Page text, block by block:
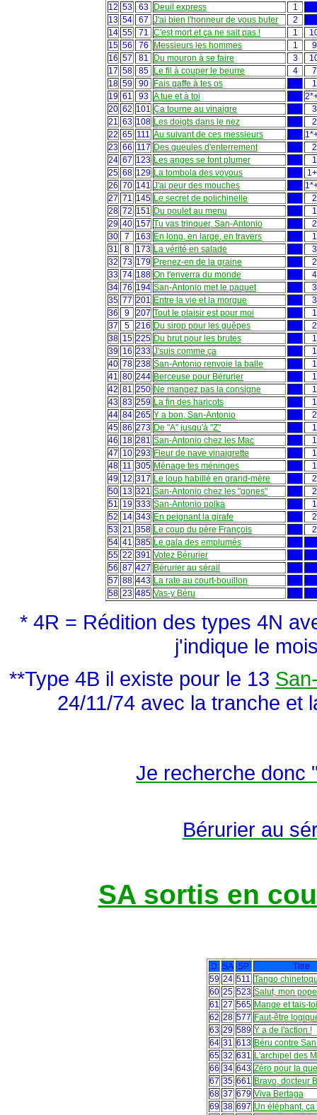
12 53 63 Deuil express 1
NE
13 54 67 J'ai bien l'honneur de vous buter 2
NE
14 55 71 C'est mort et ça ne sait pas ! 1
15 56 76 Messieurs les hommes 1
9
16 57 81 Du mouron à se faire 3
17 58 85 Le fil à couper le beurre 4
7
18 59 90 Fais gaffe à tes os NE
1
19 61 93 A tue et à toi NE
20 62 101 Ça tourne au vinaigre NE
3
21
63 108 Les doigts dans le nez NE
2
22 65 111 Au suivant de ces messieurs NE
23 66 117 Des gueules d'enterrement NE
2
24 67 123 Les anges se font plumer NE
1
25 68 129 La tombola des voyous NE
26 70 141 J'ai peur des mouches NE
27 71 145 Le secret de polichinelle NE
2
28 72 151 Du poulet au menu NE
1
29 40 157 Tu vas trinquer, San-Antonio NE
2
30
7 163 En long, en large, en travers NE
1
31
8 173 La vérité en salade NE
3
32 73 179 Prenez-en de la graine NE
2
33 74 188 On t'enverra du monde NE
4
34 76 194 San-Antonio met le paquet NE
3
35 77 201 Entre la vie et la morgue NE
3
36
9 207 Tout le plaisir est pour moi NE
1
37
5 216 Du sirop pour les guêpes NE
2
38 15 225 Du brut pour les brutes NE
1
39 16 233 J'suis comme ça NE
1
40 78 238 San-Antonio renvoie la balle NE
1
41
80 244 Berceuse pour Bérurier NE
1
42 81 250 Ne mangez pas la consigne NE
1
43 83 259 La fin des haricots NE
1
44 84 265 Y a bon, San-Antonio NE
2
45 86 273 De "A" jusqu'à "Z" NE
1
46 18 281 San-Antonio chez les Mac NE
1
47 10 293 Fleur de nave vinaigrette NE
1
48 11 305 Ménage tes méninges NE
1
49 12 317 Le loup habillé en grand-mère NE
2
50 13 321 San-Antonio chez les "gones" NE
2
51
19 333 San-Antonio polka NE
1
52 14 343 En peignant la girafe NE
2
53 21 358 Le coup du père François NE
2
54 41 385 Le gala des emplumés NE
NE
55 22 391 Votez Bérurier NE
NE
56 87 427 Bérurier au sérail NE
NE
57 88 443 La rate au court-bouillon NE
NE
58 23 485 Vas-y Béru NE NE
* 4R = Rédition des types 4N
j'indique le
**Type 4B il existe pour le 13
24/11/74 avec la tranche et
Je recherche donc
Bérurier au
SA sortis en
D SA SP
Titre
59 24 511 Tango
60 25 523 Salut, mon
61 27 565 Mange et tais-toi
62 28 577 Faut-être
63 29 589 Y a de l'action !
64 31 613 Béru contre
65 32 631 L'archipel des
66 34 643 Zéro pour la
67 35 661 Bravo, docteur
68 37 679 Viva Bertaga
69 38 697 Un éléphant, ça